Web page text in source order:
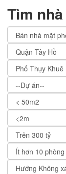
Tìm nhà